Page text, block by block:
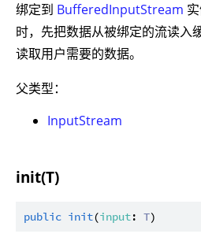
绑定到 BufferedInputStream
时，先把数据从被绑定的流读入
读取用户需要的数据。
父类型：
InputStream
init(T)
public init(input: T